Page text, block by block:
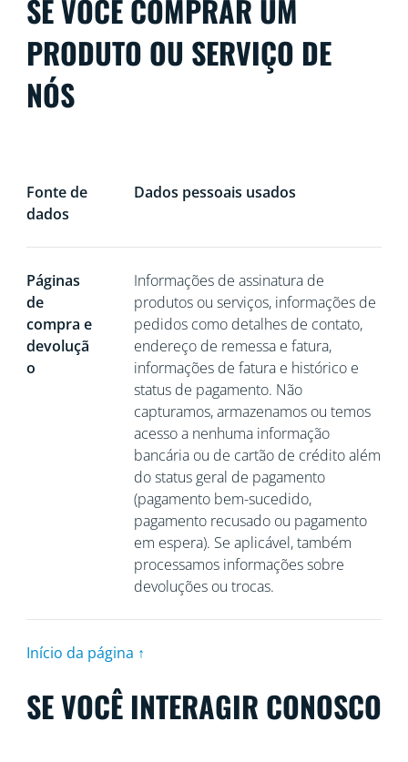
SE VOCÊ COMPRAR UM
PRODUTO OU SERVIÇO DE
NÓS
Fonte de
dados
Dados pessoais usados
Páginas
de
compra e
devoluçã
o
Informações de assinatura de
produtos ou serviços, informações de
pedidos como detalhes de contato,
endereço de remessa e fatura,
informações de fatura e histórico e
status de pagamento. Não
capturamos, armazenamos ou temos
acesso a nenhuma informação
bancária ou de cartão de crédito além
do status geral de pagamento
(pagamento bem-sucedido,
pagamento recusado ou pagamento
em espera). Se aplicável, também
processamos informações sobre
devoluções ou trocas.
Início da página ↑
SE VOCÊ INTERAGIR CONOSCO